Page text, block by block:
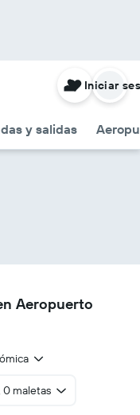
y salidas
Iniciar
Aeropuerto
0 maletas